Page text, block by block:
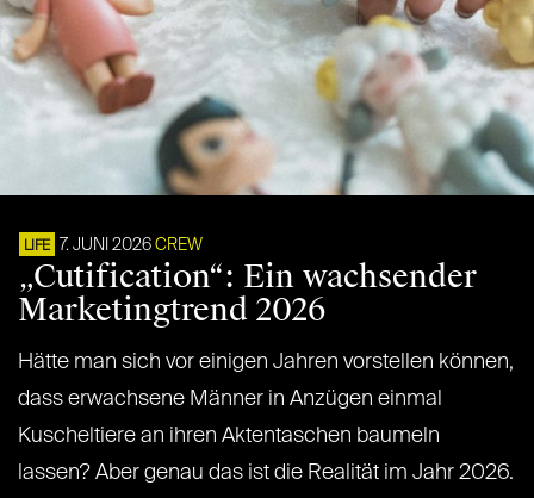
LIFE 7. JUNI 2026 CREW
„Cutification“: Ein wachsender
Marketingtrend 2026
Hätte man sich vor einigen Jahren vorstellen können,
dass erwachsene Männer in Anzügen einmal
Kuscheltiere an ihren Aktentaschen baumeln
lassen? Aber genau das ist die Realität im Jahr 2026.